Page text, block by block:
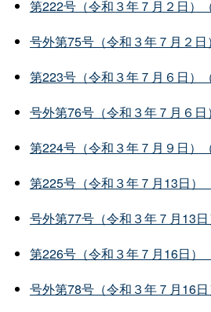
第222号（令和３年７月２日）
号外第75号（令和３年７月２日
第223号（令和３年７月６日）
号外第76号（令和３年７月６日
第224号（令和３年７月９日）
第225号（令和３年７月13日）
号外第77号（令和３年７月13日
第226号（令和３年７月16日）
号外第78号（令和３年７月16日